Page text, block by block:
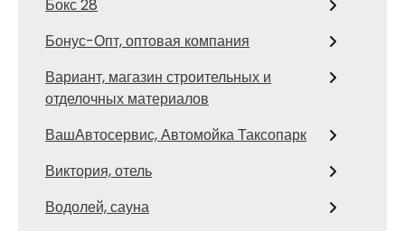
Бокс 28
Бонус-Опт, оптовая компания
Вариант, магазин строительных и
отделочных материалов
ВашАвтосервис, Автомойка Таксопарк
Виктория, отель
Водолей, сауна